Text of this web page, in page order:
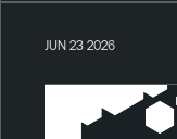
JUN 23 2026